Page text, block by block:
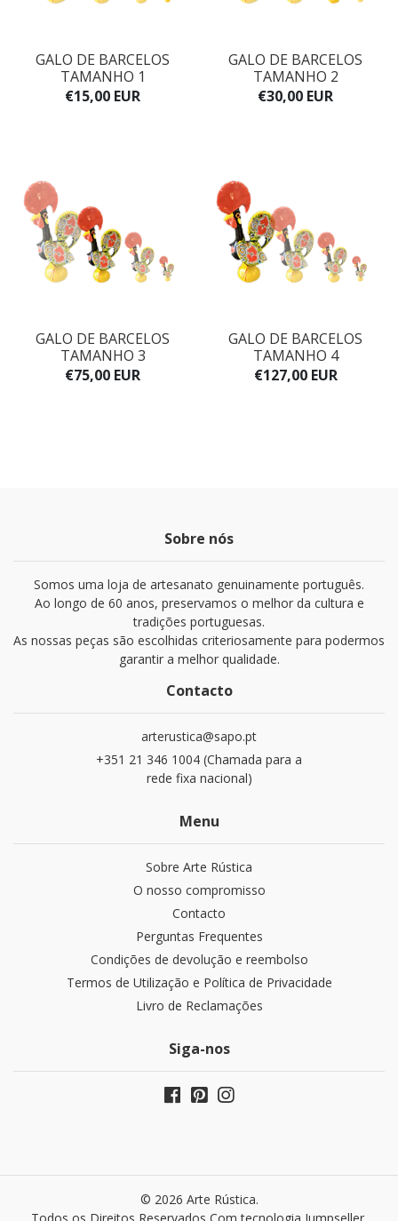
GALO DE BARCELOS
TAMANHO 1
€15,00 EUR
GALO DE BARCELOS
TAMANHO 2
€30,00 EUR
GALO DE BARCELOS
TAMANHO 3
€75,00 EUR
GALO DE BARCELOS
TAMANHO 4
€127,00 EUR
Sobre nós
Somos uma loja de artesanato genuinamente português.
Ao longo de 60 anos, preservamos o melhor da cultura e
tradições portuguesas.
As nossas peças são escolhidas criteriosamente para podermos
garantir a melhor qualidade.
Contacto
arterustica@sapo.pt
+351 21 346 1004 (Chamada para a
rede fixa nacional)
Menu
Sobre Arte Rústica
O nosso compromisso
Contacto
Perguntas Frequentes
Condições de devolução e reembolso
Termos de Utilização e Política de Privacidade
Livro de Reclamações
Siga-nos
© 2026 Arte Rústica.